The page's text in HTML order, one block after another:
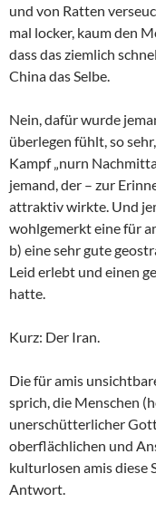
und von Ratten
mal locker, kaum den
dass das ziemlich
China das Selbe.
Nein, dafür wurde
überlegen fühlt, so
Kampf „nurn
jemand, der – zur
attraktiv wirkte. Und
wohlgemerkt eine für
b) eine sehr gute
Leid erlebt und einen
hatte.
Kurz: Der Iran.
Die für amis
sprich, die Menschen
unerschütterlicher
oberflächlichen und
kulturlosen amis diese
Antwort.